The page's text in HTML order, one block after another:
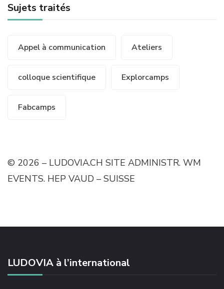
Sujets traités
Appel à communication Ateliers
colloque scientifique Explorcamps
Fabcamps
© 2026 – LUDOVIA.CH SITE ADMINISTR. WM
EVENTS. HEP VAUD – SUISSE
LUDOVIA à l’international